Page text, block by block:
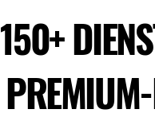
150+